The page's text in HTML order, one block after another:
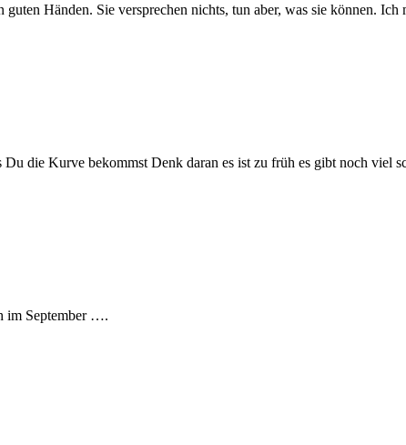
Händen. Sie versprechen nichts, tun aber, was sie können.
die Kurve bekommst Denk daran es ist zu früh es gibt noch
im September ….